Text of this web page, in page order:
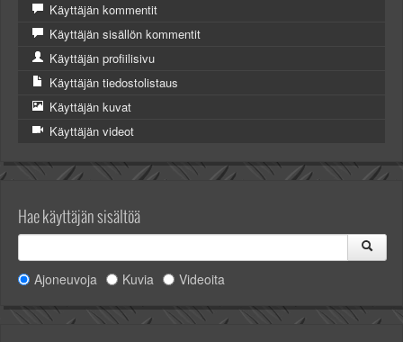
Käyttäjän kommentit
Käyttäjän sisällön kommentit
Käyttäjän profiilisivu
Käyttäjän tiedostolistaus
Käyttäjän kuvat
Käyttäjän videot
Hae käyttäjän sisältöä
Ajoneuvoja Kuvia Videoita